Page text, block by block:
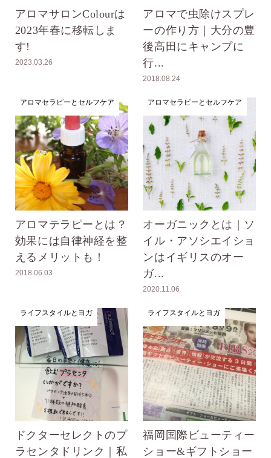
アロマサロンColourは
2023年春に移転しま
す!
2023.03.26
アロマで虫除けスプレ
ーの作り方｜大分の豊
後高田にキャンプに
行...
2018.08.24
アロマセラピーとセルフケア
アロマテラピーとは？
効果には自律神経を整
えるメリットも！
2018.06.03
アロマセラピーとセルフケア
オーガニックとは｜ソ
イル・アソシエイショ
ンはイギリスのオー
ガ...
2020.11.06
ライフスタイルとヨガ
ドクターセレクトのプ
ラセンタドリンク｜私
ライフスタイルとヨガ
福岡国際ビューティー
ショー&ギフトショー